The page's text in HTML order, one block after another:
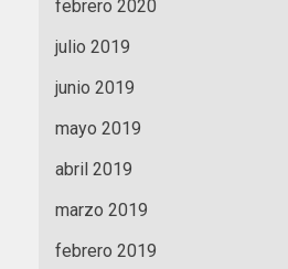
febrero 2020
julio 2019
junio 2019
mayo 2019
abril 2019
marzo 2019
febrero 2019